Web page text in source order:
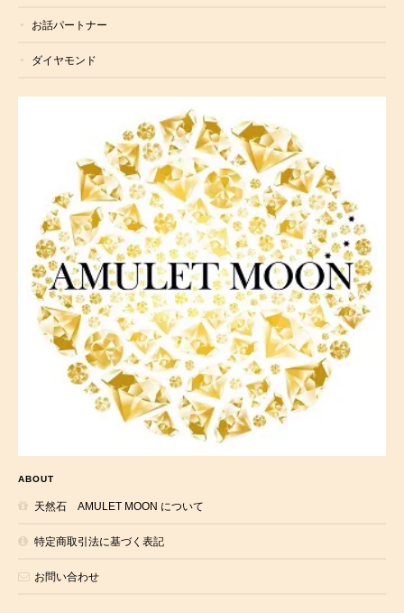
お話パートナー
ダイヤモンド
ABOUT
天然石 AMULET MOON について
特定商取引法に基づく表記
お問い合わせ